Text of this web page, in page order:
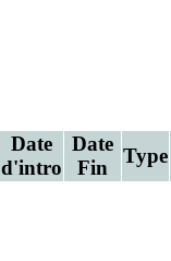
Date
d'intro
Date
Fin
Type